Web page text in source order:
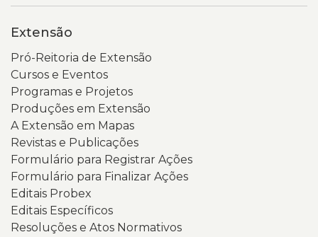
visualizar
dois
em
destaque
nas
cores
preta
e
amarela,
além
de
um
código
de
navegação.
banner
em
tons
de
verde
destaca
o
nome
do
portal.
Abaixo,
Extensão
Pró-Reitoria de Extensão
Cursos e Eventos
Programas e Projetos
Produções em Extensão
A Extensão em Mapas
Revistas e Publicações
Formulário para Registrar Ações
Formulário para Finalizar Ações
Editais Probex
Editais Específicos
Resoluções e Atos Normativos